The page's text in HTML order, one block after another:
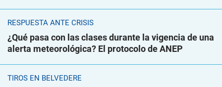
RESPUESTA ANTE CRISIS
¿Qué pasa con las clases durante la vigencia de una
alerta meteorológica? El protocolo de ANEP
TIROS EN BELVEDERE